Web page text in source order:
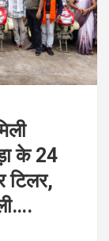
के 24
टिलर,